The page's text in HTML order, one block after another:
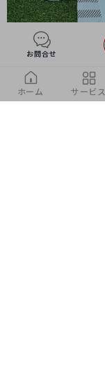
お問合せ
ホーム サービス